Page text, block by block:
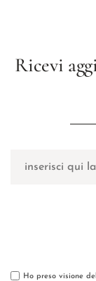
Ricevi
Ho preso visione